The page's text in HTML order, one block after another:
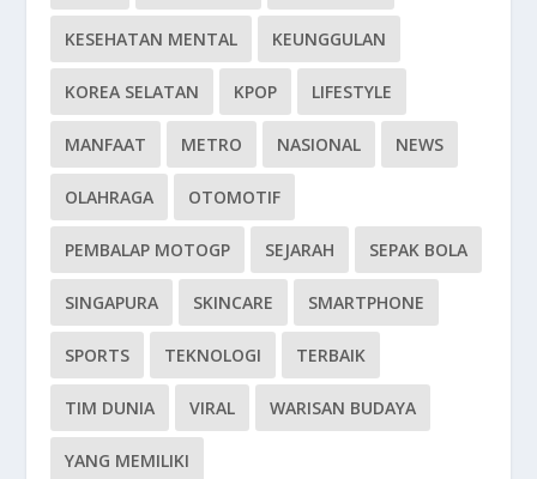
KESEHATAN MENTAL KEUNGGULAN
KOREA SELATAN KPOP LIFESTYLE
MANFAAT METRO NASIONAL NEWS
OLAHRAGA OTOMOTIF
PEMBALAP MOTOGP SEJARAH SEPAK BOLA
SINGAPURA SKINCARE SMARTPHONE
SPORTS TEKNOLOGI TERBAIK
TIM DUNIA VIRAL WARISAN BUDAYA
YANG MEMILIKI